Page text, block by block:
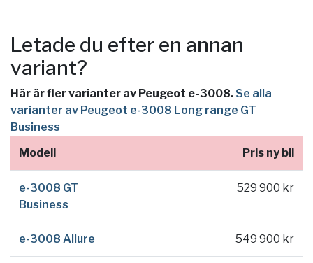
Letade du efter en annan
variant?
Här är fler varianter av Peugeot e-3008. Se alla
varianter av Peugeot e-3008 Long range GT
Business
Modell
Pris ny bil
e-3008 GT
Business
529 900 kr
e-3008 Allure 549 900 kr